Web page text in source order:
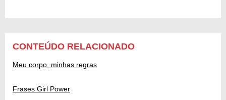
CONTEÚDO RELACIONADO
Meu corpo, minhas regras
Frases Girl Power